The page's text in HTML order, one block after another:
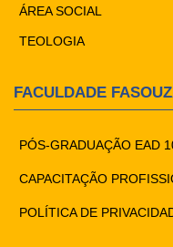
ÁREA SOCIAL
TEOLOGIA
FACULDADE
PÓS-GRADUAÇÃO EAD
CAPACITAÇÃO
POLÍTICA DE